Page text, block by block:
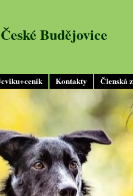
Kontakty Členská
Budějovice